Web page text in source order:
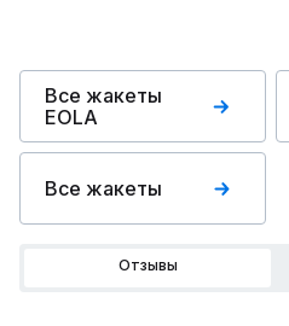
Все жакеты
EOLA
Все жакеты
Отзывы